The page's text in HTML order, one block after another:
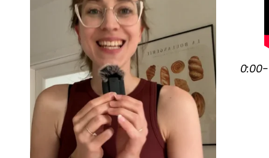
0:00-